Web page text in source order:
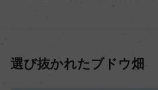
選び抜かれたブドウ畑